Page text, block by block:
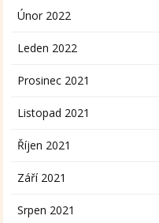
Únor 2022
Leden 2022
Prosinec 2021
Listopad 2021
Říjen 2021
Září 2021
Srpen 2021